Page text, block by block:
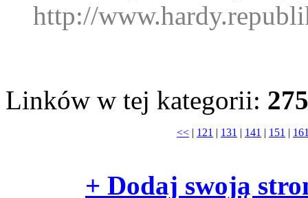
http://
Linków w tej kategorii: 275
<< | 121 | 131 | 141 | 151 |
+ Dodaj swoją